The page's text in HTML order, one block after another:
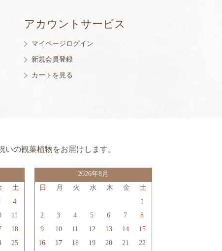
アカウントサービス
マイページログイン
新規会員登録
カートを見る
の観葉植物をお届けします。
土
4
11
18
25
2026年8月
日
月 火 水 木 金
土
1
2
3 4 5 6 7
8
9
10 11 12 13 14
15
16
17 18 19 20 21 22